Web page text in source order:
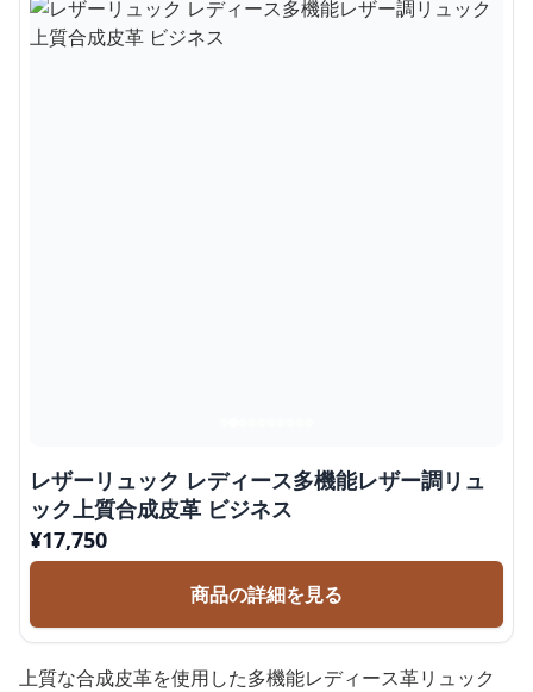
レザーリュック レディース多機能レザー調リュ
ック上質合成皮革 ビジネス
¥17,750
商品の詳細を見る
上質な合成皮革を使用した多機能レディース革リュック